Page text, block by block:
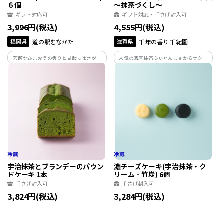
６個
ギフト対応可
3,996円(税込)
福岡県 道の駅むなかた
芳醇なあまおうの香りと甘酸っぱさが口
～抹茶づくし～
ギフト対応・手さげ封入可
4,555円(税込)
滋賀県 千年の香り 千紀園
人気の濃厚抹茶ふぃなんしぇからサクサ
宇治抹茶とブランデーのパウン
ドケーキ 1本
手さげ封入可
3,824円(税込)
濃チーズケーキ(宇治抹茶・ク
リーム・竹炭) 6個
手さげ封入可
3,284円(税込)